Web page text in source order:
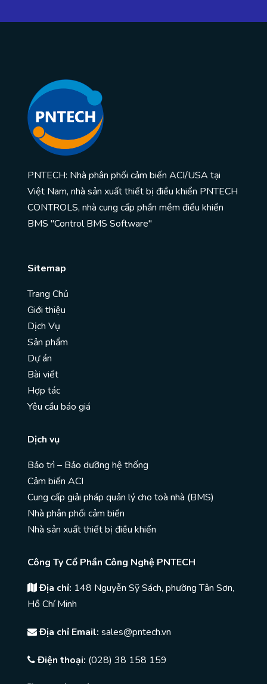
PNTECH: Nhà phân phối cảm biến ACI/USA tại
Việt Nam, nhà sản xuất thiết bị điều khiển PNTECH
CONTROLS, nhà cung cấp phần mềm điều khiển
BMS "Control BMS Software"
Sitemap
Trang Chủ
Giới thiệu
Dịch Vụ
Sản phẩm
Dự án
Bài viết
Hợp tác
Yêu cầu báo giá
Dịch vụ
Bảo trì – Bảo dưỡng hệ thống
Cảm biến ACI
Cung cấp giải pháp quản lý cho toà nhà (BMS)
Nhà phân phối cảm biến
Nhà sản xuất thiết bị điều khiển
Công Ty Cổ Phần Công Nghệ PNTECH
Địa chỉ: 148 Nguyễn Sỹ Sách, phường Tân Sơn,
Hồ Chí Minh
Địa chỉ Email: sales@pntech.vn
Điện thoại: (028) 38 158 159